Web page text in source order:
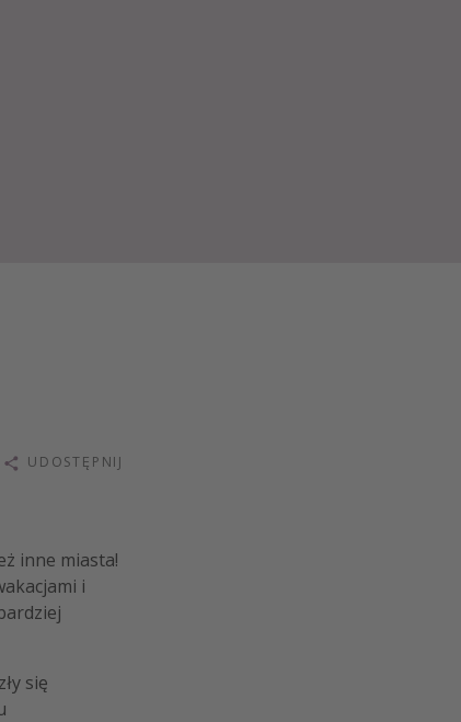
UDOSTĘPNIJ
inne miasta!
i
się